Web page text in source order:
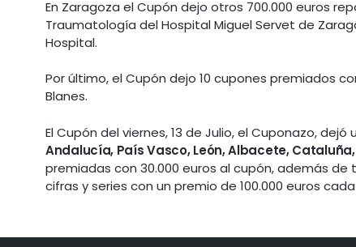
En Zaragoza el Cupón dejo otros 700.000 euros
Traumatología del Hospital Miguel Servet de
Hospital.
Por último, el Cupón dejo 10 cupones premiados
Blanes.
El Cupón del viernes, 13 de Julio, el Cuponazo,
Andalucía, País Vasco, León, Albacete,
premiadas con 30.000 euros al cupón, además
cifras y series con un premio de 100.000 euros